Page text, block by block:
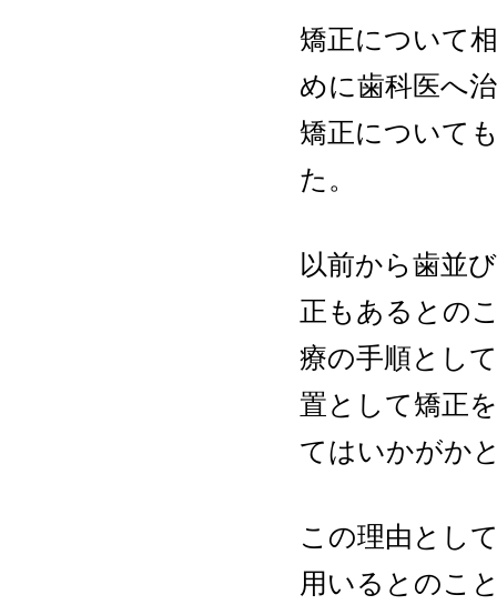
矯正について
めに歯科医へ
矯正について
た。
以前から歯並
正もあるとの
療の手順とし
置として矯正
てはいかがか
この理由とし
用いるとのこ